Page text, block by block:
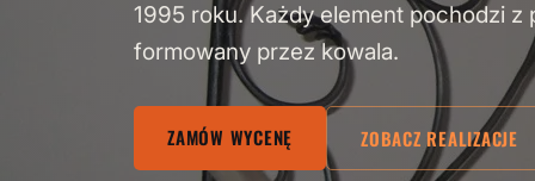
1995 roku. Każdy element pochodzi z
formowany przez kowala.
ZAMÓW WYCENĘ ZOBACZ REALIZACJE